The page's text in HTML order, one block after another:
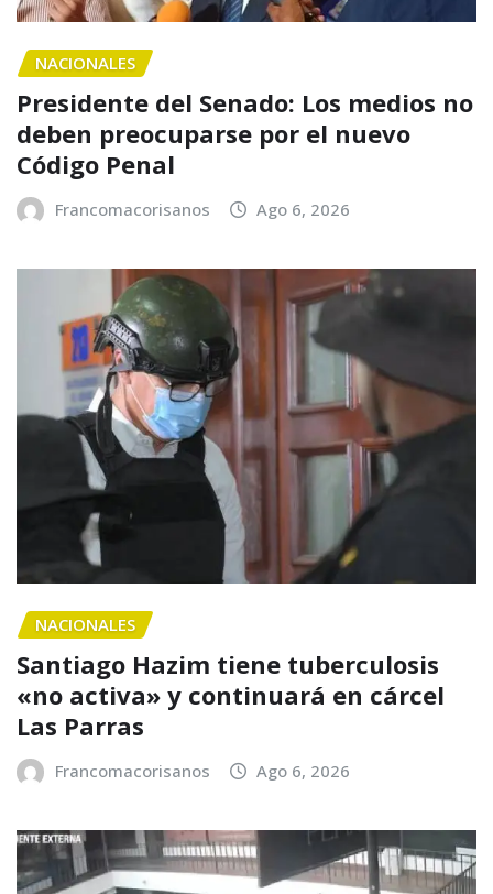
NACIONALES
Presidente del Senado: Los medios no
deben preocuparse por el nuevo
Código Penal
Francomacorisanos Ago 6, 2026
NACIONALES
Santiago Hazim tiene tuberculosis
«no activa» y continuará en cárcel
Las Parras
Francomacorisanos Ago 6, 2026